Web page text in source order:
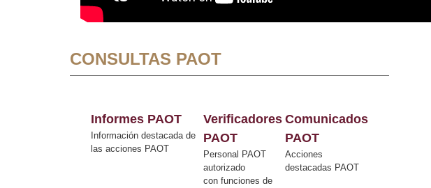
CONSULTAS PAOT
Informes PAOT
Información destacada de
las acciones PAOT
Verificadores
PAOT
Personal PAOT
autorizado
con funciones de
Comunicados
PAOT
Acciones
destacadas PAOT